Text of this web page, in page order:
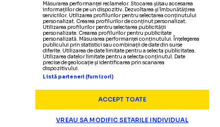
Măsurarea performanței reclamelor. Stocarea și/sau accesarea
informațiilor de pe un dispozitiv. Dezvoltarea și îmbunătățirea
serviciilor. Utilizarea profilurilor pentru selectarea conținutului
personalizat. Crearea profilurilor de conținut personalizat.
Utilizarea profilurilor pentru selectarea publicității
personalizate. Crearea profilurilor pentru publicitate
personalizată. Măsurarea performanței conținutului. Înțelegerea
publicului prin statistici sau combinații de date din surse
diferite. Utilizarea de date limitate pentru a selecta publicitatea.
Utilizarea datelor limitate pentru a selecta conținutul. Date
precise de geolocație și identificarea prin scanarea
dispozitivului.
Listă parteneri (furnizori)
ACCEPT TOATE
VREAU SA MODIFIC SETARILE INDIVIDUAL